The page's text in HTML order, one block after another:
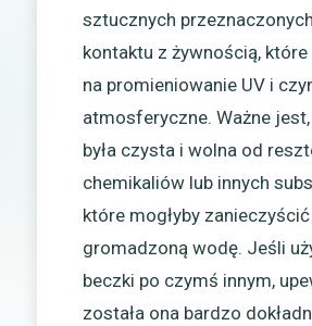
sztucznych
kontaktu z żywnością,
na promieniowanie UV i
atmosferyczne. Ważne
była czysta i wolna od
chemikaliów lub innych
które mogłyby zanieczyścić
gromadzoną wodę. Jeśli
beczki po czymś innym,
została ona bardzo